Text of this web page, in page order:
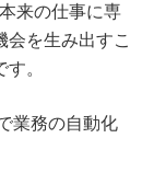
来の仕事に専
を生み出すこ
。
業務の自動化